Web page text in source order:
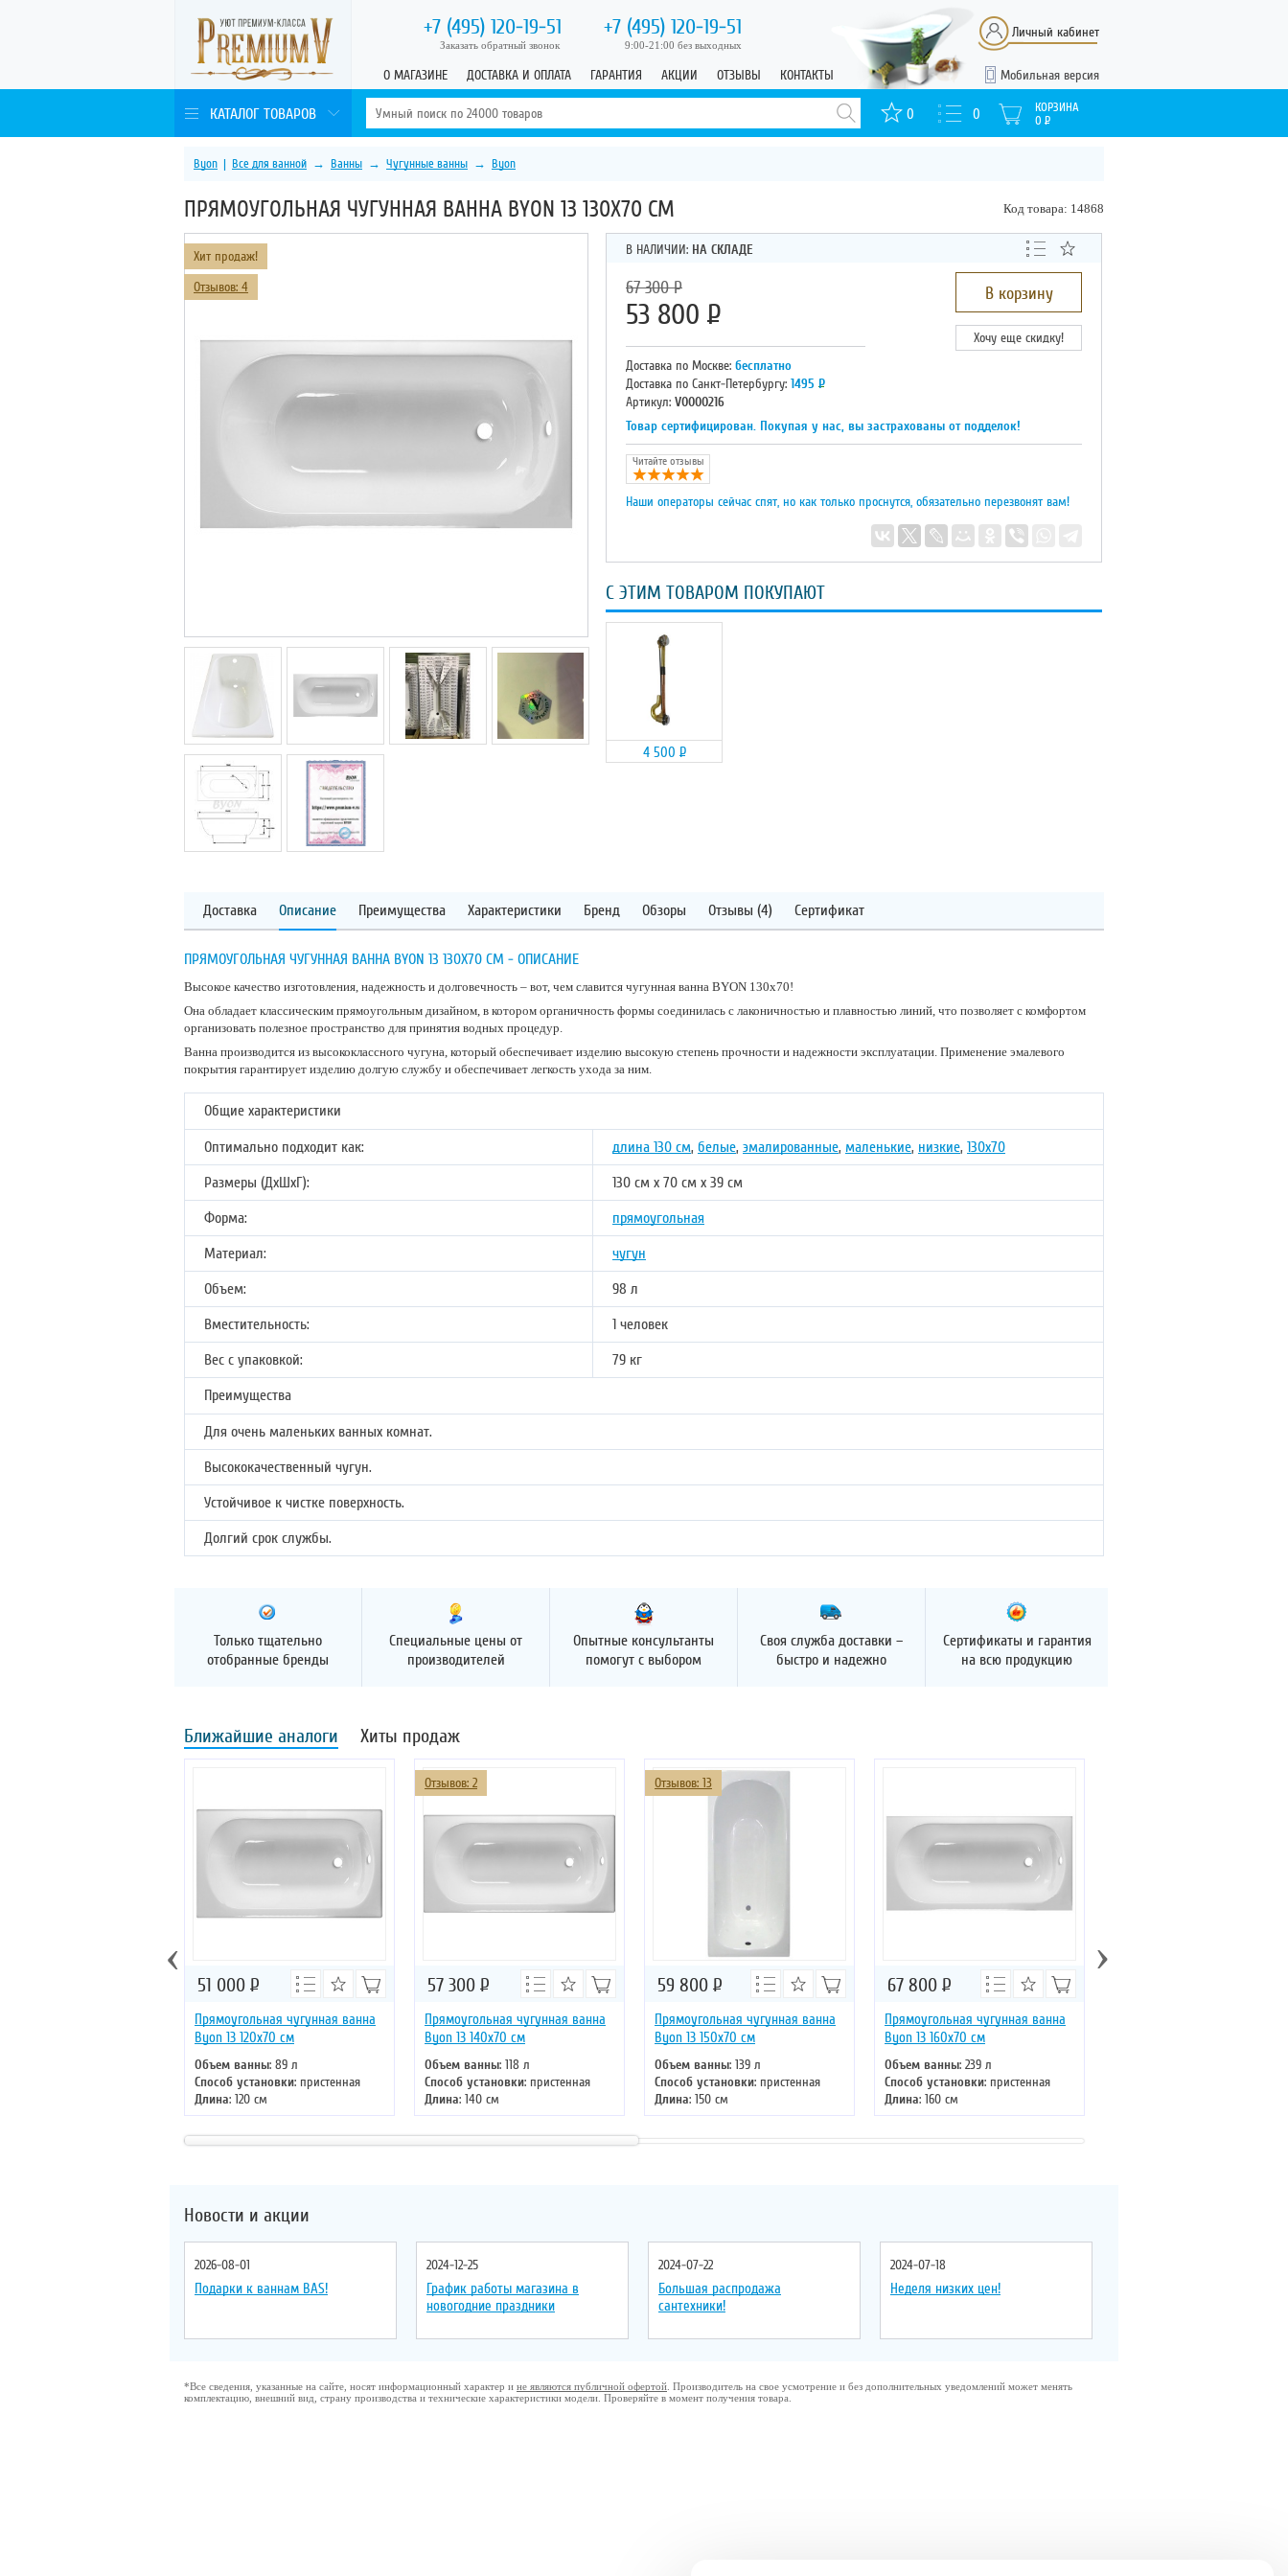
+7 (495) 120-19-51 +7 (495) 120-19-51
Заказать обратный звонок 9:00-21:00 без выходных
О МАГАЗИНЕ ДОСТАВКА И ОПЛАТА ГАРАНТИЯ АКЦИИ ОТЗЫВЫ КОНТАКТЫ Мобильная версия
Личный кабинет
КАТАЛОГ ТОВАРОВ 0 0
КОРЗИНА
0 Р
Byon | Все для ванной → Ванны → Чугунные ванны → Byon
Код товара: 14868
ПРЯМОУГОЛЬНАЯ ЧУГУННАЯ ВАННА BYON 13 130X70 СМ
Хит продаж!
Отзывов: 4
В НАЛИЧИИ: НА СКЛАДЕ
67 300Р
53 800 Р
В корзину
Хочу еще скидку!
Доставка по Москве: бесплатно
Доставка по Санкт-Петербургу: 1495 Р
Артикул: V0000216
Товар сертифицирован. Покупая у нас, вы застрахованы от подделок!
Читайте отзывы
Наши операторы сейчас спят, но как только проснутся, обязательно перезвонят вам!
С ЭТИМ ТОВАРОМ ПОКУПАЮТ
4 500 Р
Доставка Описание Преимущества Характеристики Бренд Обзоры Отзывы (4) Сертификат
ПРЯМОУГОЛЬНАЯ ЧУГУННАЯ ВАННА BYON 13 130X70 СМ - ОПИСАНИЕ
Высокое качество изготовления, надежность и долговечность – вот, чем славится чугунная ванна BYON 130x70!
Она обладает классическим прямоугольным дизайном, в котором органичность формы соединилась с лаконичностью и плавностью линий, что позволяет с комфортом
организовать полезное пространство для принятия водных процедур.
Ванна производится из высококлассного чугуна, который обеспечивает изделию высокую степень прочности и надежности эксплуатации. Применение эмалевого
покрытия гарантирует изделию долгую службу и обеспечивает легкость ухода за ним.
Общие характеристики
Оптимально подходит как:
длина 130 см, белые, эмалированные, маленькие, низкие, 130х70
Размеры (ДхШхГ):
130 см х 70 см х 39 см
Форма:
прямоугольная
Материал:
чугун
Объем:
98 л
Вместительность:
1 человек
Вес с упаковкой:
79 кг
Преимущества
Для очень маленьких ванных комнат.
Высококачественный чугун.
Устойчивое к чистке поверхность.
Долгий срок службы.
Только тщательно
отобранные бренды
Специальные цены от
производителей
Опытные консультанты
помогут с выбором
Своя служба доставки –
быстро и надежно
Сертификаты и гарантия
на всю продукцию
Ближайшие аналоги Хиты продаж
Прямоугольная чугунная ванна
Byon 13 120х70 см
Объем ванны: 89 л
Способ установки: пристенная
Длина: 120 см
Ширина: 70 см
Цвет: белый
Форма: прямоугольная
51 000 Р
Отзывов: 2
Прямоугольная чугунная ванна
Byon 13 140х70 см
Объем ванны: 118 л
Способ установки: пристенная
Длина: 140 см
Ширина: 70 см
Цвет: белый
Форма: прямоугольная
57 300 Р
Отзывов: 13
Прямоугольная чугунная ванна
Byon 13 150x70 см
Объем ванны: 139 л
Способ установки: пристенная
Длина: 150 см
Ширина: 70 см
59 800 Р
Прямоугольная чугунная ванна
Byon 13 160х70 см
Объем ванны: 239 л
Способ установки: пристенная
Длина: 160 см
Ширина: 70 см
67 800 Р
‹ ›
Новости и акции
2026-08-01
Подарки к ваннам BAS!
2024-12-25
График работы магазина в
новогодние праздники
2024-07-22
Большая распродажа
сантехники!
2024-07-18
Неделя низких цен!
*Все сведения, указанные на сайте, носят информационный характер и не являются публичной офертой . Производитель на свое усмотрение и без дополнительных уведомлений может менять
комплектацию, внешний вид, страну производства и технические характеристики модели. Проверяйте в момент получения товара.